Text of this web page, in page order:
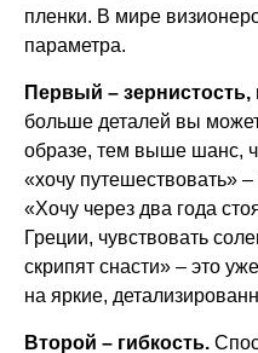
пленки. В мире
параметра.
Первый – зернистость,
больше деталей вы
образе, тем выше шанс,
«хочу путешествовать»
«Хочу через два года
Греции, чувствовать
скрипят снасти» – это
на яркие,
Второй – гибкость.